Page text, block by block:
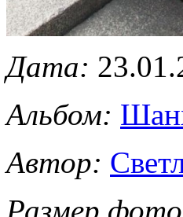
Дата:
Альбом:
Автор:
Размер